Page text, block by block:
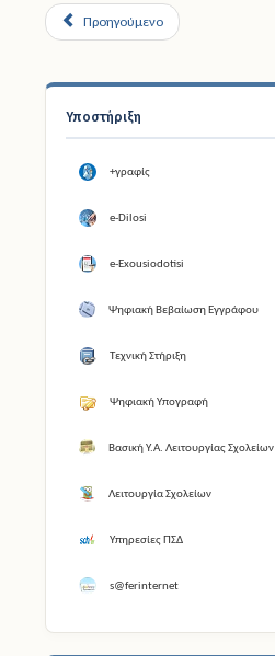
Υποστήριξη
+γραφίς
e-Dilosi
e-Exousiodotisi
Ψηφιακή Βεβαίωση Εγγράφου
Τεχνική Στήριξη
Ψηφιακή Υπογραφή
Βασική Υ.Α. Λειτουργίας Σχολείων
Λειτουργία Σχολείων
Υπηρεσίες ΠΣΔ
s@ferinternet
Προηγούμενο